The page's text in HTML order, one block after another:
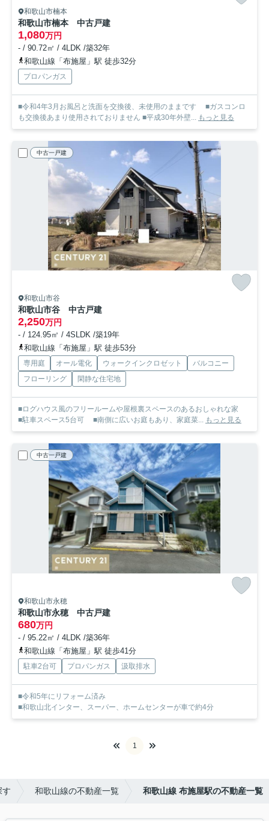
和歌山市楠本
和歌山市楠本 中古戸建
1,080万円
- / 90.72㎡ / 4LDK /築32年
和歌山線「布施屋」駅 徒歩32分
プロパンガス
■令和4年3月お風呂と洗面を交換後、未使用のままです ■ガスコンロ
も交換後あまり使用されておりません ■平成30年外壁... もっと見る
中古一戸建
和歌山市谷
和歌山市谷 中古戸建
2,250万円
- / 124.95㎡ / 4SLDK /築19年
和歌山線「布施屋」駅 徒歩53分
専用庭 オール電化 ウォークインクロゼット
バルコニー
フローリング
閑静な住宅地
■ログハウス風のフリールームや屋根裏スペースのあるおしゃれな家
■駐車スペース5台可 ■南側に広いお庭もあり、家庭菜... もっと見る
中古一戸建
和歌山市永穂
和歌山市永穂 中古戸建
680万円
- / 95.22㎡ / 4LDK /築36年
和歌山線「布施屋」駅 徒歩41分
駐車2台可 プロパンガス 汲取排水
■令和5年にリフォーム済み
■和歌山北インター、スーパー、ホームセンターが車で約4分
1
す 和歌山線の不動産一覧 和歌山線 布施屋駅の不動産一覧